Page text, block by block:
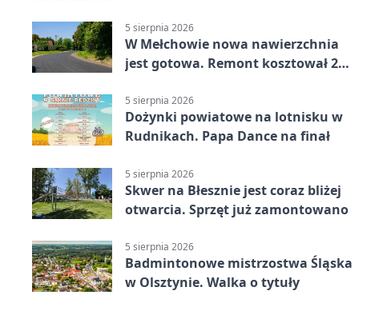
5 sierpnia 2026
W Mełchowie nowa nawierzchnia
jest gotowa. Remont kosztował 222
5 sierpnia 2026
Dożynki powiatowe na lotnisku w
Rudnikach. Papa Dance na finał
5 sierpnia 2026
Skwer na Błesznie jest coraz bliżej
otwarcia. Sprzęt już zamontowano
5 sierpnia 2026
Badmintonowe mistrzostwa Śląska
w Olsztynie. Walka o tytuły